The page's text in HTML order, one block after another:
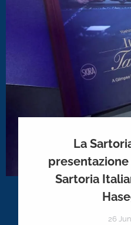
La
Sartoria
26